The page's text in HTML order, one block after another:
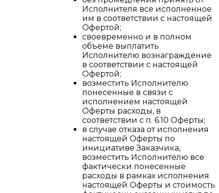
Исполнителя все исполненное
им в соответствии с настоящей
Офертой;
своевременно и в полном
объеме выплатить
Исполнителю вознаграждение
в соответствии с настоящей
Офертой;
возместить Исполнителю
понесенные в связи с
исполнением настоящей
Оферты расходы, в
соответствии с п. 6.10 Оферты;
в случае отказа от исполнения
настоящей Оферты по
инициативе Заказчика,
возместить Исполнителю все
фактически понесенные
расходы в рамках исполнения
настоящей Оферты и стоимость